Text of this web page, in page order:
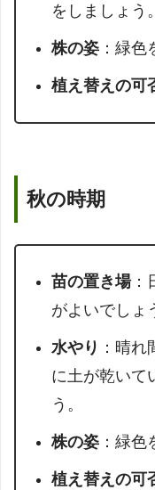
をしましょう。
株の姿：緑色
植え替えの可
秋の時期
苗の置き場：
がよいでしょ
水やり ：晴
に土が乾いて
う。
株の姿：緑色
植え替えの可